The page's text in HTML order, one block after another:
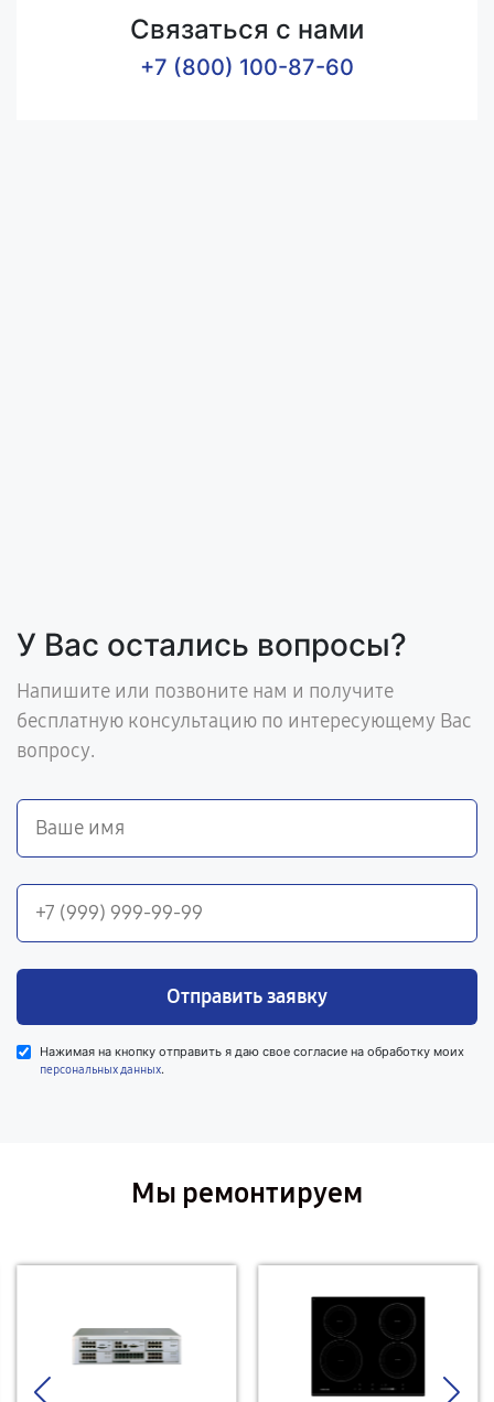
Связаться с нами
+7 (800) 100-87-60
У Вас остались вопросы?
Напишите или позвоните нам и получите
бесплатную консультацию по интересующему Вас
вопросу.
Отправить заявку
Нажимая на кнопку отправить я даю свое согласие на обработку моих
персональных данных.
Мы ремонтируем